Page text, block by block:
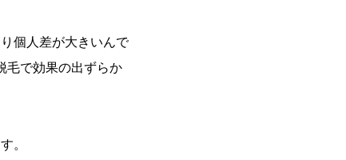
個人差が大きいんで
で効果の出ずらか
す。